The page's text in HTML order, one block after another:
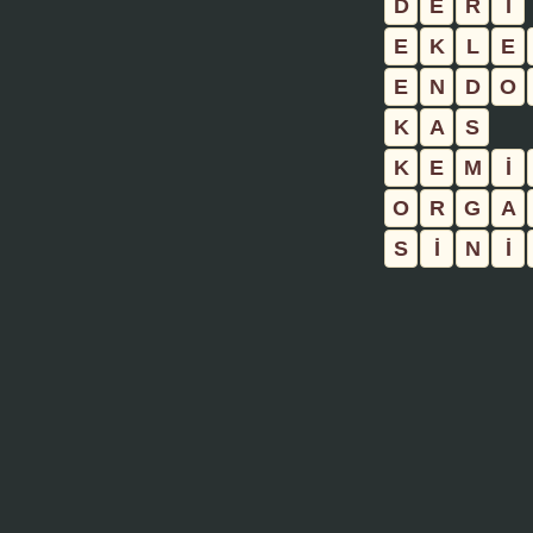
D
E R
İ
E
K L E
E
N D O
K
A
S
K
E M İ
O
R G A
S
İ N İ